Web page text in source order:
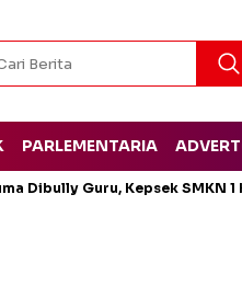
PARLEMENTARIA
Dibully Guru, Kepsek SMKN 1